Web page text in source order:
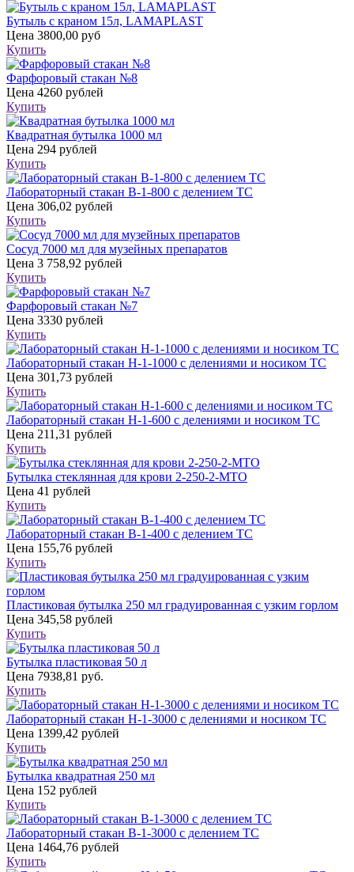
Бутыль с краном 15л, LAMAPLAST
Цена 3800,00 руб
Купить
Фарфоровый стакан №8
Цена 4260 рублей
Купить
Квадратная бутылка 1000 мл
Цена 294 рублей
Купить
Лабораторный стакан В-1-800 с делением ТС
Цена 306,02 рублей
Купить
Сосуд 7000 мл для музейных препаратов
Цена 3 758,92 рублей
Купить
Фарфоровый стакан №7
Цена 3330 рублей
Купить
Лабораторный стакан Н-1-1000 с делениями и носиком ТС
Цена 301,73 рублей
Купить
Лабораторный стакан Н-1-600 с делениями и носиком ТС
Цена 211,31 рублей
Купить
Бутылка стеклянная для крови 2-250-2-МТО
Цена 41 рублей
Купить
Лабораторный стакан В-1-400 с делением ТС
Цена 155,76 рублей
Купить
Пластиковая бутылка 250 мл градуированная с узким горлом
Цена 345,58 рублей
Купить
Бутылка пластиковая 50 л
Цена 7938,81 руб.
Купить
Лабораторный стакан Н-1-3000 с делениями и носиком ТС
Цена 1399,42 рублей
Купить
Бутылка квадратная 250 мл
Цена 152 рублей
Купить
Лабораторный стакан В-1-3000 с делением ТС
Цена 1464,76 рублей
Купить